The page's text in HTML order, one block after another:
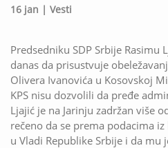
16 jan | Vesti
Predsedniku SDP Srbije Rasimu
danas da prisustvuje
Olivera Ivanovića u Kosovskoj
KPS nisu dozvolili da pređe
Ljajić je na Jarinju zadržan više
rečeno da se prema podacima
u Vladi Republike Srbije i da mu